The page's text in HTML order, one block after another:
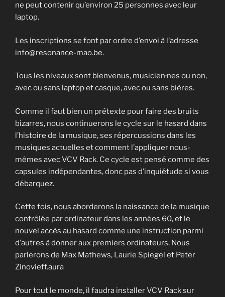
ne peut contenir qu’environ 25 personnes avec leur
laptop.
Les inscriptions se font par ordre d’envoi à l’adresse
info@resonance-mao.be.
Tous les niveaux sont bienvenus, musicien·nes ou non,
avec ou sans laptop et casque, avec ou sans bières.
Comme il faut bien un prétexte pour faire des bruits
bizarres, nous continuerons le cycle sur le hasard dans
l’histoire de la musique, ses répercussions dans les
musiques actuelles et comment l’appliquer nous-
mêmes avec VCV Rack. Ce cycle est pensé comme des
capsules indépendantes, donc pas d’inquiétude si vous
débarquez.
Cette fois, nous aborderons la naissance de la musique
contrôlée par ordinateur dans les années 60, et le
nouvel accès au hasard comme une instruction parmi
d’autres à donner aux premiers ordinateurs. Nous
parlerons de Max Mathews, Laurie Spiegel et Peter
Zinovieff.aura
Pour tout le monde, il faudra installer VCV Rack sur